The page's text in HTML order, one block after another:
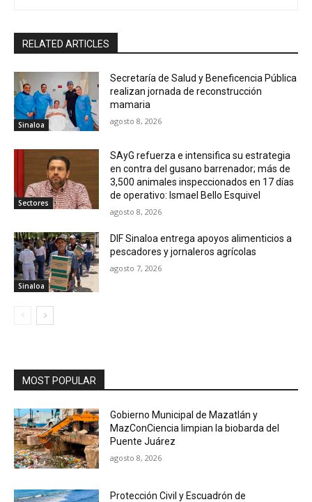
RELATED ARTICLES
Sinaloa
Secretaría de Salud y Beneficencia Pública
realizan jornada de reconstrucción
mamaria
agosto 8, 2026
Sectores
SAyG refuerza e intensifica su estrategia
en contra del gusano barrenador; más de
3,500 animales inspeccionados en 17 días
de operativo: Ismael Bello Esquivel
agosto 8, 2026
Sinaloa
DIF Sinaloa entrega apoyos alimenticios a
pescadores y jornaleros agrícolas
agosto 7, 2026
MOST POPULAR
Gobierno Municipal de Mazatlán y
MazConCiencia limpian la biobarda del
Puente Juárez
agosto 8, 2026
Protección Civil y Escuadrón de